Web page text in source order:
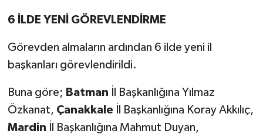
6 İLDE YENİ GÖREVLENDİRME
Görevden almaların ardından 6 ilde yeni il
başkanları görevlendirildi.
Buna göre; Batman
İl Başkanlığına Yılmaz
Özkanat, Çanakkale
İl Başkanlığına Koray Akkılıç,
Mardin
İl Başkanlığına Mahmut Duyan,